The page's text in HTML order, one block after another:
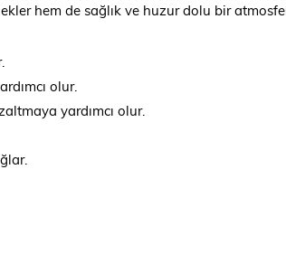
hem de sağlık ve huzur dolu bir
olur.
yardımcı olur.